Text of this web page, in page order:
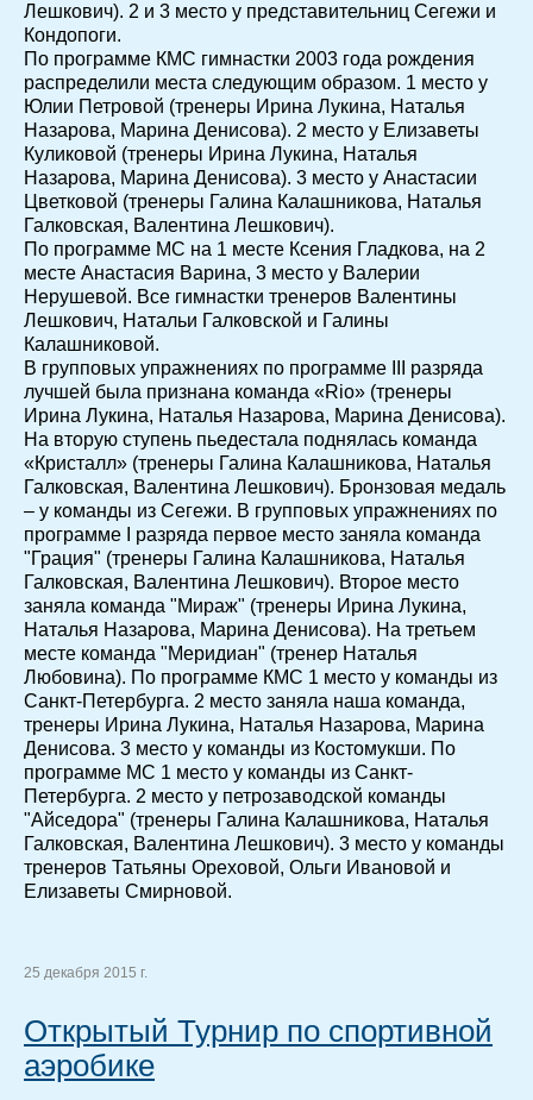
Лешкович). 2 и 3 место у представительниц Сегежи и
Кондопоги.
По программе КМС гимнастки 2003 года рождения
распределили места следующим образом. 1 место у
Юлии Петровой (тренеры Ирина Лукина, Наталья
Назарова, Марина Денисова). 2 место у Елизаветы
Куликовой (тренеры Ирина Лукина, Наталья
Назарова, Марина Денисова). 3 место у Анастасии
Цветковой (тренеры Галина Калашникова, Наталья
Галковская, Валентина Лешкович).
По программе МС на 1 месте Ксения Гладкова, на 2
месте Анастасия Варина, 3 место у Валерии
Нерушевой. Все гимнастки тренеров Валентины
Лешкович, Натальи Галковской и Галины
Калашниковой.
В групповых упражнениях по программе III разряда
лучшей была признана команда «Rio» (тренеры
Ирина Лукина, Наталья Назарова, Марина Денисова).
На вторую ступень пьедестала поднялась команда
«Кристалл» (тренеры Галина Калашникова, Наталья
Галковская, Валентина Лешкович). Бронзовая медаль
– у команды из Сегежи. В групповых упражнениях по
программе I разряда первое место заняла команда
"Грация" (тренеры Галина Калашникова, Наталья
Галковская, Валентина Лешкович). Второе место
заняла команда "Мираж" (тренеры Ирина Лукина,
Наталья Назарова, Марина Денисова). На третьем
месте команда "Меридиан" (тренер Наталья
Любовина). По программе КМС 1 место у команды из
Санкт-Петербурга. 2 место заняла наша команда,
тренеры Ирина Лукина, Наталья Назарова, Марина
Денисова. 3 место у команды из Костомукши. По
программе МС 1 место у команды из Санкт-
Петербурга. 2 место у петрозаводской команды
"Айседора" (тренеры Галина Калашникова, Наталья
Галковская, Валентина Лешкович). 3 место у команды
тренеров Татьяны Ореховой, Ольги Ивановой и
Елизаветы Смирновой.
25 декабря 2015 г.
Открытый Турнир по спортивной
аэробике